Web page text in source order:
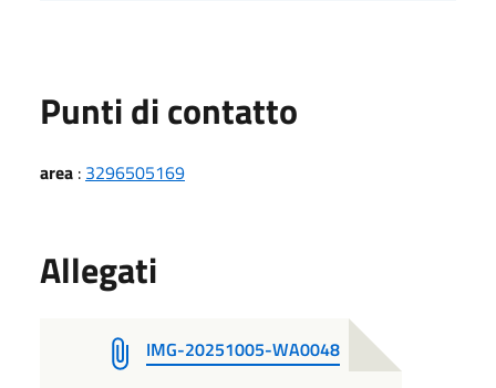
Punti di contatto
area : 3296505169
Allegati
IMG-20251005-WA0048